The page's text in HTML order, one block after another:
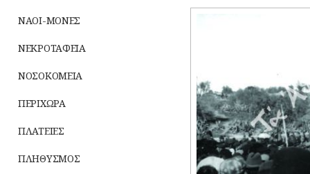
ΝΑΟΙ-ΜΟΝΕΣ
ΝΕΚΡΟΤΑΦΕΙΑ
ΝΟΣΟΚΟΜΕΙΑ
ΠΕΡΙΧΩΡΑ
ΠΛΑΤΕΙΕΣ
ΠΛΗΘΥΣΜΟΣ